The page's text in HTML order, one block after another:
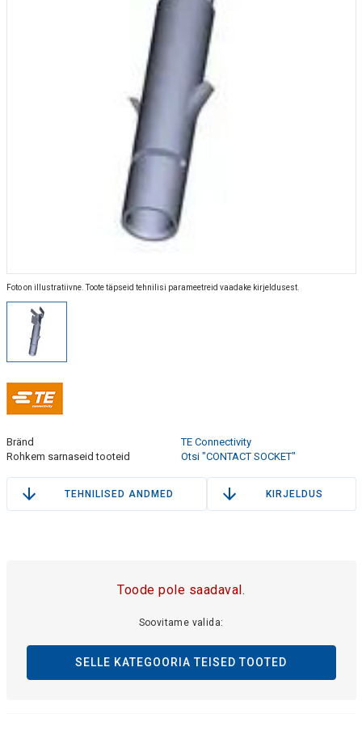
Foto on illustratiivne. Toote täpseid tehnilisi parameetreid vaadake kirjeldusest.
Bränd
TE Connectivity
Rohkem sarnaseid tooteid
Otsi "CONTACT SOCKET"
TEHNILISED ANDMED KIRJELDUS
Toode pole saadaval.
Soovitame valida:
SELLE KATEGOORIA TEISED TOOTED